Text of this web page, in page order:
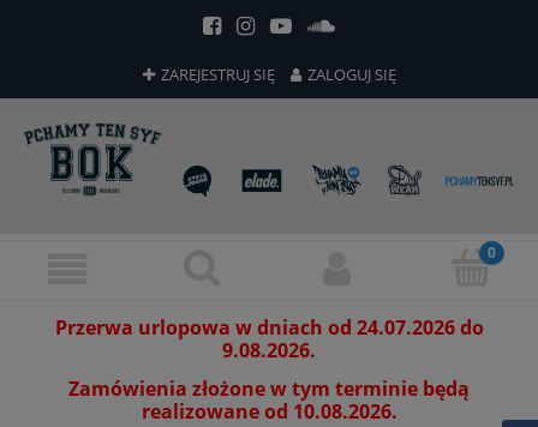
ZAREJESTRUJ SIĘ ZALOGUJ SIĘ
Przerwa urlopowa w dniach od 24.07.2026 do
9.08.2026.
Zamówienia złożone w tym terminie będą
realizowane od 10.08.2026.